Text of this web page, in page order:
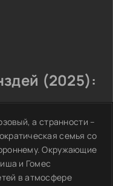
(2025):
а странности –
семья со
Окружающие
и Гомес
в атмосфере